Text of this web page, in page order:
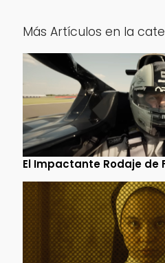
Más Artículos en la
El Impactante Rodaje de